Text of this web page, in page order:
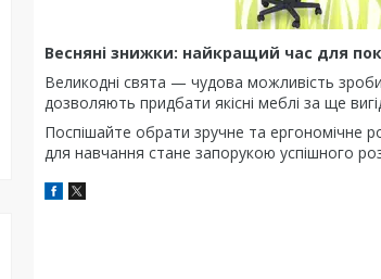
Весняні знижки: найкращий час для
Великодні свята — чудова можливість
дозволяють придбати якісні меблі за ще
Поспішайте обрати зручне та ергономічне
для навчання стане запорукою успішного